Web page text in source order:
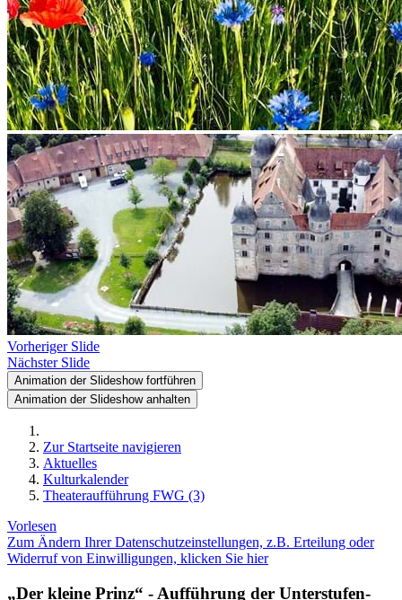
Vorheriger Slide
Nächster Slide
Animation der Slideshow fortführen
Animation der Slideshow anhalten
Zur Startseite navigieren
Aktuelles
Kulturkalender
Theateraufführung FWG (3)
Vorlesen
Zum Ändern Ihrer Datenschutzeinstellungen, z.B. Erteilung oder
Widerruf von Einwilligungen, klicken Sie hier
„Der kleine Prinz“ - Aufführung der Unterstufen-